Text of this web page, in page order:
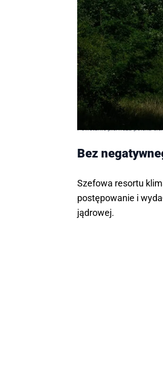
Powstanie pierwsza polska
Bez
Szefowa resortu
postępowanie i
jądrowej.